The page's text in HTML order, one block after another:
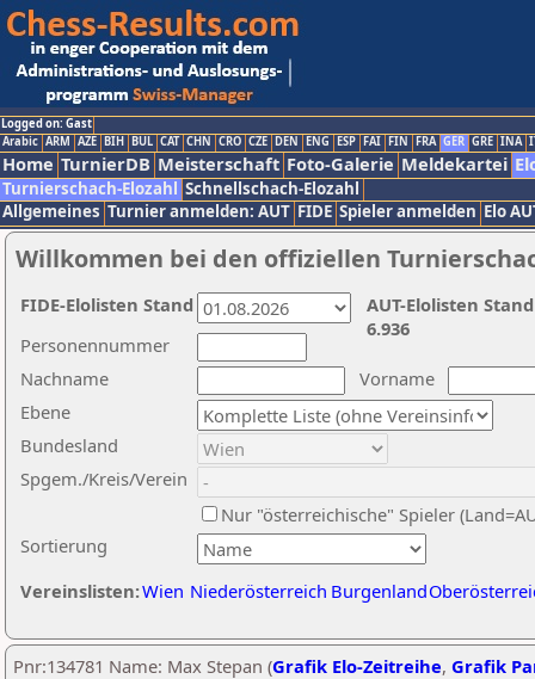
Logged on: Gast
Arabic ARM AZE BIH BUL CAT CHN CRO CZE DEN ENG ESP FAI FIN FRA GER GRE INA
Home TurnierDB Meisterschaft Foto-Galerie Meldekartei
Turnierschach-Elozahl Schnellschach-Elozahl
Allgemeines Turnier anmelden: AUT FIDE Spieler anmelden Elo
Willkommen bei den offiziellen
Nachname
Vorname
Ebene
Sortierung
Personennummer
Bundesland
Spgem./Kreis/Verein
Nur "österreichische" Spieler
Vereinslisten:Wien Niederösterreich Burgenland
AUT-Elolisten
6.936
FIDE-Elolisten Stand
Pnr:134781 Name: Max Stepan (Grafik Elo-Zeitreihe, Grafik